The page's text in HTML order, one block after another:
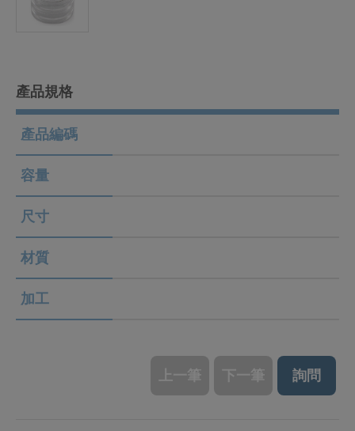
產品規格
產品編碼
容量
尺寸
材質
加工
上一筆 下一筆 詢問